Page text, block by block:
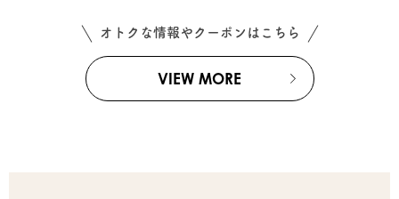
オトクな情報やクーポンはこちら
VIEW MORE